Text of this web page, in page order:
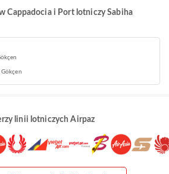
Cappadocia i Port lotniczy Sabiha
linii lotniczych Airpaz